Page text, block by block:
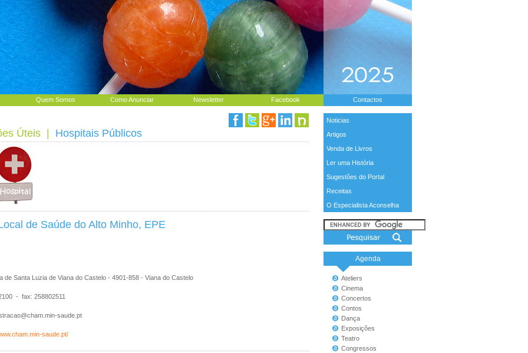
Quem Somos Como Anunciar Newsletter Facebook Contactos
Noticias
Artigos
Venda de Livros
Ler uma História
Sugestões do Portal
Receitas
O Especialista Aconselha
Agenda
Ateliers
Cinema
Concertos
Contos
Dança
Exposições
Teatro
Congressos
Úteis Hospitais Públicos
de Saúde do Alto Minho, EPE
de Santa Luzia de Viana do Castelo - 4901-858 - Viana do Castelo
- fax: 258802511
saude.pt
saude.pt/